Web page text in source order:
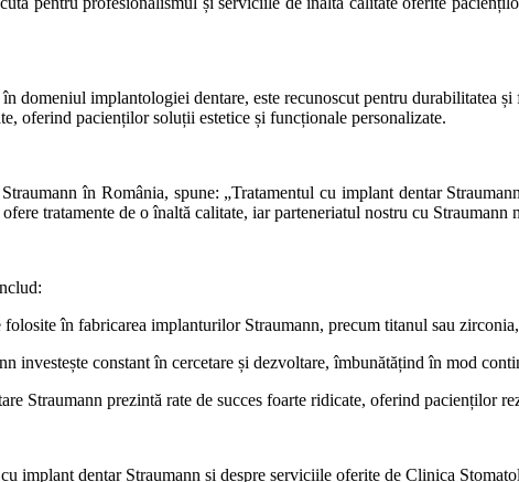
domeniul implantologiei dentare, este recunoscut pentru durabilitatea
oferind pacienților soluții estetice și funcționale personalizate.
în România, spune: „Tratamentul cu implant dentar
tratamente de o înaltă calitate, iar parteneriatul nostru cu Straumann
în fabricarea implanturilor Straumann, precum titanul sau
investește constant în cercetare și dezvoltare, îmbunătățind în mod
Straumann prezintă rate de succes foarte ridicate, oferind pacienților
implant dentar Straumann și despre serviciile oferite de Clinica